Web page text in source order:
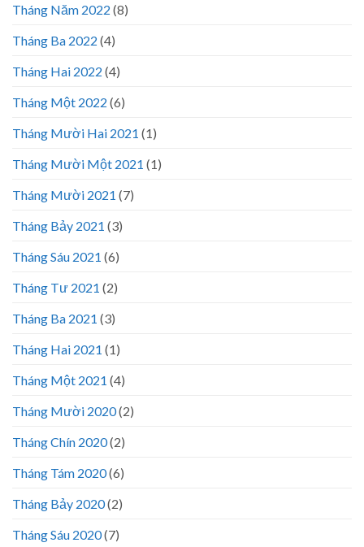
Tháng Năm 2022 (8)
Tháng Ba 2022 (4)
Tháng Hai 2022 (4)
Tháng Một 2022 (6)
Tháng Mười Hai 2021 (1)
Tháng Mười Một 2021 (1)
Tháng Mười 2021 (7)
Tháng Bảy 2021 (3)
Tháng Sáu 2021 (6)
Tháng Tư 2021 (2)
Tháng Ba 2021 (3)
Tháng Hai 2021 (1)
Tháng Một 2021 (4)
Tháng Mười 2020(2)
Tháng Chín 2020(2)
Tháng Tám 2020(6)
Tháng Bảy 2020(2)
Tháng Sáu 2020(7)